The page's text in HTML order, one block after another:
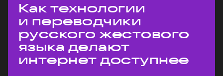
Как технологии
и переводчики
русского жестового
языка делают
интернет доступнее